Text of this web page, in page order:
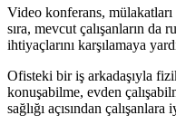
Video konferans, mülakatları
sıra, mevcut çalışanların da
ihtiyaçlarını karşılamaya
Ofisteki bir iş arkadaşıyla
konuşabilme, evden
sağlığı açısından